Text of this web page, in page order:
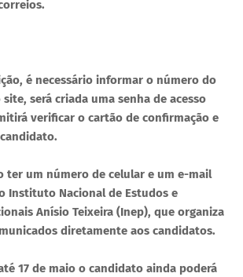
é necessário informar o número do
site, será criada uma senha de acesso
verificar o cartão de confirmação e
ter um número de celular e um e-mail
Instituto Nacional de Estudos e
Anísio Teixeira (Inep), que organiza
diretamente aos candidatos.
17 de maio o candidato ainda poderá